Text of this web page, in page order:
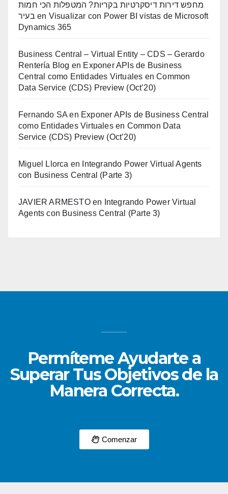
מחפש דירות דיסקרטיות בקריות? המטפלות הכי חמות
בעיר en Visualizar con Power BI vistas de Microsoft
Dynamics 365
Business Central – Virtual Entity – CDS – Gerardo
Rentería Blog en Exponer APIs de Business
Central como Entidades Virtuales en Common
Data Service (CDS) Preview (Oct’20)
Fernando SA en Exponer APIs de Business Central
como Entidades Virtuales en Common Data
Service (CDS) Preview (Oct’20)
Miguel Llorca en
Integrando Power Virtual Agents
con Business Central (Parte 3)
JAVIER ARMESTOen
Integrando Power Virtual
Agents con Business Central (Parte 3)
Permíteme Ayudarte a
Superar Tus Objetivos de la
Manera Correcta.
Comenzar